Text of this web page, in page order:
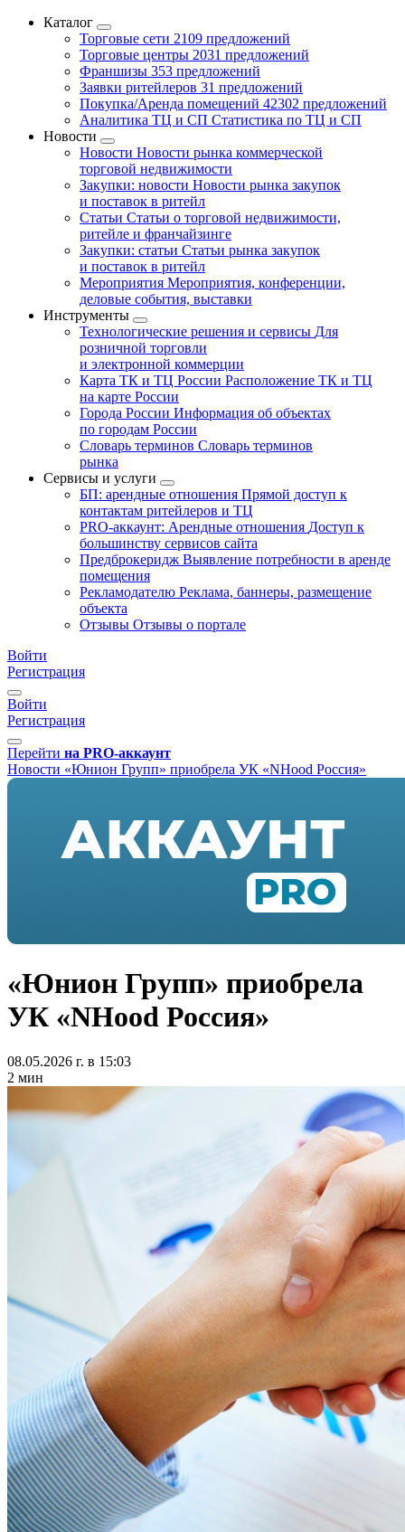
Каталог
Торговые сети 2109 предложений
Торговые центры 2031 предложений
Франшизы 353 предложений
Заявки ритейлеров 31 предложений
Покупка/Аренда помещений 42302 предложений
Аналитика ТЦ и СП Статистика по ТЦ и СП
Новости
Новости Новости рынка коммерческой
торговой недвижимости
Закупки: новости Новости рынка закупок
и поставок в ритейл
Статьи Статьи о торговой недвижимости,
ритейле и франчайзинге
Закупки: статьи Статьи рынка закупок
и поставок в ритейл
Мероприятия Мероприятия, конференции,
деловые события, выставки
Инструменты
Технологические решения и сервисы Для
розничной торговли
и электронной коммерции
Карта ТК и ТЦ России Расположение ТК и ТЦ
на карте России
Города России Информация об объектах
по городам России
Словарь терминов Словарь терминов
рынка
Сервисы и услуги
БП: арендные отношения Прямой доступ к
контактам ритейлеров и ТЦ
PRO-аккаунт: Арендные отношения Доступ к
большинству сервисов сайта
Предброкеридж Выявление потребности в аренде
помещения
Рекламодателю Реклама, баннеры, размещение
объекта
Отзывы Отзывы о портале
Войти
Регистрация
Войти
Регистрация
Перейти на PRO-аккаунт
Новости «Юнион Групп» приобрела УК «NHood Россия»
«Юнион Групп» приобрела
УК «NHood Россия»
08.05.2026 г. в 15:03
2 мин